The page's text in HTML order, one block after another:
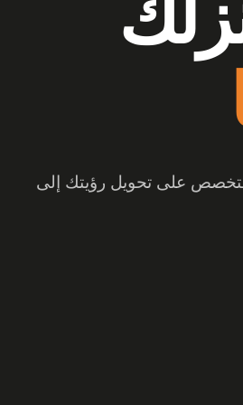
تتحول المساحة إلى تجربة